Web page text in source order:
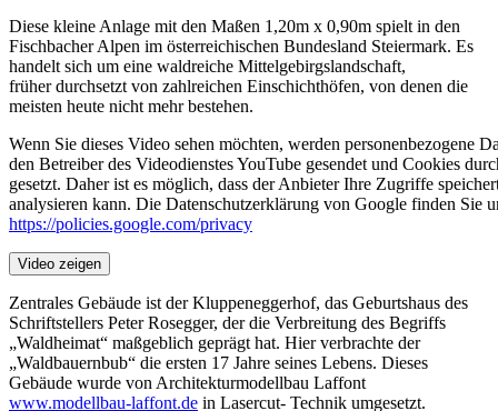
Diese kleine Anlage mit den Maßen 1,20m x 0,90m spielt in den
Fischbacher Alpen im österreichischen Bundesland Steiermark. Es
handelt sich um eine waldreiche Mittelgebirgslandschaft,
früher durchsetzt von zahlreichen Einschichthöfen, von denen die
meisten heute nicht mehr bestehen.
Wenn Sie dieses Video sehen möchten, werden personenbezogene
den Betreiber des Videodienstes YouTube gesendet und Cookies
gesetzt. Daher ist es möglich, dass der Anbieter Ihre Zugriffe
analysieren kann. Die Datenschutzerklärung von Google finden Sie
https://policies.google.com/privacy
Video zeigen
Zentrales Gebäude ist der Kluppeneggerhof, das Geburtshaus des
Schriftstellers Peter Rosegger, der die Verbreitung des Begriffs
„Waldheimat“ maßgeblich geprägt hat. Hier verbrachte der
„Waldbauernbub“ die ersten 17 Jahre seines Lebens. Dieses
Gebäude wurde von Architekturmodellbau Laffont
www.modellbau-laffont.de in Lasercut- Technik umgesetzt.